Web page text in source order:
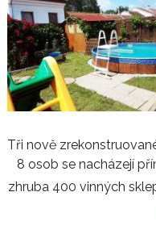
Tři nově
8 osob se nacházejí
zhruba 400 vinných